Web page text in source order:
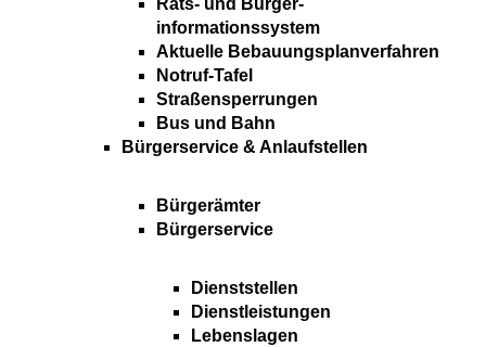
Rats- und Bürger-
informationssystem
Aktuelle Bebauungsplanverfahren
Notruf-Tafel
Straßensperrungen
Bus und Bahn
Bürgerservice & Anlaufstellen
Bürgerämter
Bürgerservice
Dienststellen
Dienstleistungen
Lebenslagen